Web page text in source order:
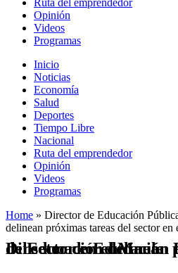
Ruta del emprendedor
Opinión
Videos
Programas
Inicio
Noticias
Economía
Salud
Deportes
Tiempo Libre
Nacional
Ruta del emprendedor
Opinión
Videos
Programas
Home » Director de Educación
delinean próximas tareas del sector en
Director de Educación Pública y seremi de Educación delinean próximas tareas del sector en el Maule